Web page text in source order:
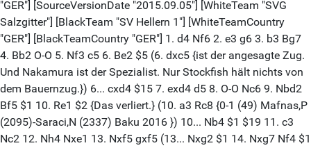
"GER"] [SourceVersionDate "2015.09.05"] [WhiteTeam "SVG
Salzgitter"] [BlackTeam "SV Hellern 1"] [WhiteTeamCountry
"GER"] [BlackTeamCountry "GER"] 1. d4 Nf6 2. e3 g6 3. b3 Bg7
4. Bb2 O-O 5. Nf3 c5 6. Be2 $5 (6. dxc5 {ist der angesagte Zug.
Und Nakamura ist der Spezialist. Nur Stockfish hält nichts von
dem Bauernzug.}) 6... cxd4 $15 7. exd4 d5 8. O-O Nc6 9. Nbd2
Bf5 $1 10. Re1 $2 {Das verliert.} (10. a3 Rc8 {0-1 (49) Mafnas,P
(2095)-Saraci,N (2337) Baku 2016 }) 10... Nb4 $1 $19 11. c3
Nc2 12. Nh4 Nxe1 13. Nxf5 gxf5 (13... Nxg2 $1 14. Nxg7 Nf4 $1